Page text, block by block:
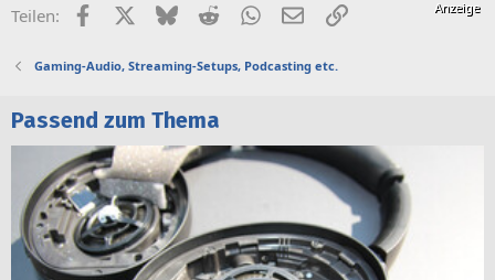
Teilen: FacebookX (Twitter)
BlueskyRedditWhatsApp
E-MailLink
Gaming-Audio, Streaming-Setups, Podcasting etc.
Passend zum Thema